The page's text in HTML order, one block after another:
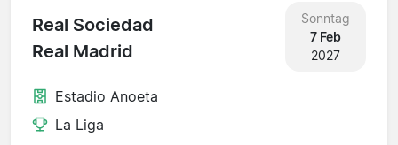
Real Sociedad
Real Madrid
Sonntag
7 Feb
2027
Estadio Anoeta
La Liga